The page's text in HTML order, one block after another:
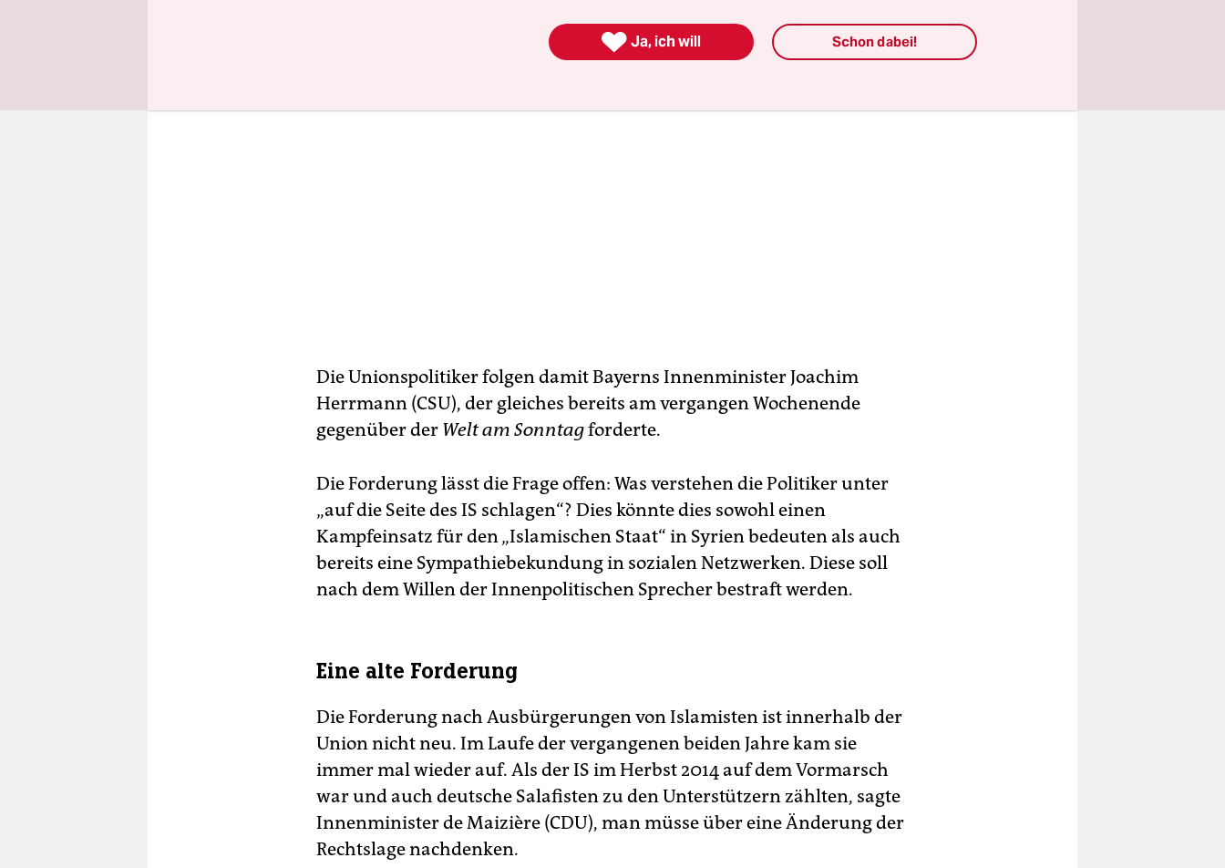
Die Unionspolitiker folgen damit Bayerns Innenminister Joachim
Herrmann (CSU), der gleiches bereits am vergangen Wochenende
gegenüber der Welt am Sonntagforderte.
Die Forderung lässt die Frage offen: Was verstehen die Politiker unter
„auf die Seite des IS schlagen“? Dies könnte dies sowohl einen
Kampfeinsatz für den „Islamischen Staat“ in Syrien bedeuten als auch
bereits eine Sympathiebekundung in sozialen Netzwerken. Diese soll
nach dem Willen der Innenpolitischen Sprecher bestraft werden.
Eine alte Forderung
Die Forderung nach Ausbürgerungen von Islamisten ist innerhalb der
Union nicht neu. Im Laufe der vergangenen beiden Jahre kam sie
immer mal wieder auf. Als der IS im Herbst 2014 auf dem Vormarsch
war und auch deutsche Salafisten zu den Unterstützern zählten, sagte
Innenminister de Maizière (CDU), man müsse über eine Änderung der
Rechtslage nachdenken.
 Ja, ich will Schon dabei!